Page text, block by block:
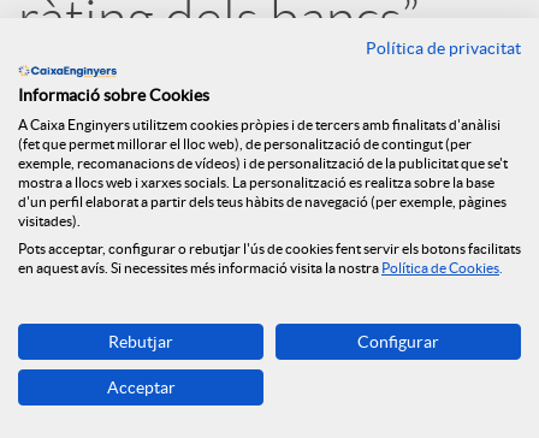
o
c
i
l
ràting dels bancs”
14.04.2020
Política de privacitat
Informació sobre Cookies
A Caixa Enginyers utilitzem cookies pròpies i de tercers amb finalitats d'anàlisi
(fet que permet millorar el lloc web), de personalització de contingut (per
exemple, recomanacions de vídeos) i de personalització de la publicitat que se't
mostra a llocs web i xarxes socials. La personalització es realitza sobre la base
d'un perfil elaborat a partir dels teus hàbits de navegació (per exemple, pàgines
visitades).
Pots acceptar, configurar o rebutjar l'ús de cookies fent servir els botons facilitats
en aquest avís. Si necessites més informació visita la nostra Política de Cookies
Rebutjar Configurar
Acceptar